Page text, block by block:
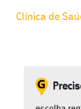
Clínica de